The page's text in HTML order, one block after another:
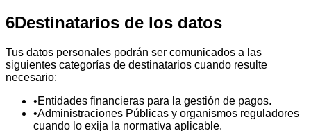
6Destinatarios de los datos
Tus datos personales podrán ser comunicados a las
siguientes categorías de destinatarios cuando resulte
necesario:
•Entidades financieras para la gestión de pagos.
•Administraciones Públicas y organismos reguladores
cuando lo exija la normativa aplicable.